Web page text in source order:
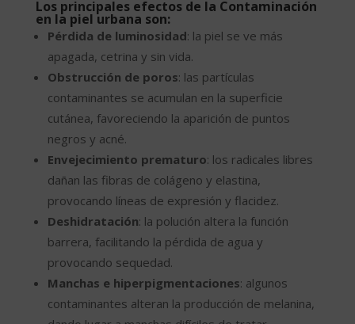
Los principales efectos de la Contaminación
en la piel urbana son:
Pérdida de luminosidad: la piel se ve más
apagada, cetrina y sin vida.
Obstrucción de poros: las partículas
contaminantes se acumulan en la superficie
cutánea, favoreciendo la aparición de puntos
negros y acné.
Envejecimiento prematuro: los radicales libres
dañan las fibras de colágeno y elastina,
provocando líneas de expresión y flacidez.
Deshidratación: la polución altera la función
barrera, facilitando la pérdida de agua y
provocando sequedad.
Manchas e hiperpigmentaciones: algunos
contaminantes alteran la producción de melanina,